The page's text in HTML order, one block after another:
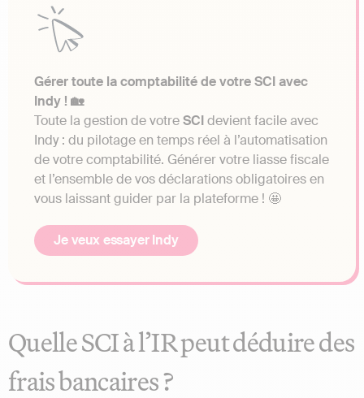
Gérer toute la comptabilité de votre SCI avec
Indy ! 🏡
Toute la gestion de votreSCIdevient facile avec
Indy : du pilotage en temps réel à l’automatisation
de votre comptabilité. Générer votre liasse fiscale
et l’ensemble de vos déclarations obligatoires en
vous laissant guider par la plateforme ! 🤩
Je veux essayer Indy
Quelle SCI à l’IR peut déduire des
frais bancaires ?